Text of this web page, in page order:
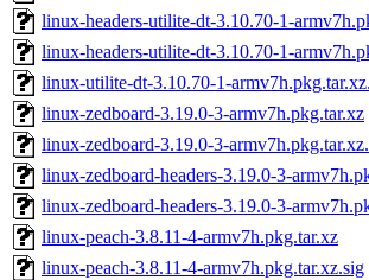
linux-headers-utilite-dt-3.10.70-1-
linux-headers-utilite-dt-3.10.70-1-
linux-utilite-dt-3.10.70-1-
linux-zedboard-3.19.0-3-armv7h.pkg.tar.xz
linux-zedboard-3.19.0-3-
linux-zedboard-headers-3.19.0-3-
linux-zedboard-headers-3.19.0-3-
linux-peach-3.8.11-4-armv7h.pkg.tar.xz
linux-peach-3.8.11-4-armv7h.pkg.tar.xz.sig